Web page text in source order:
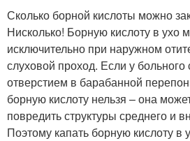
Сколько борной кислоты можно
Нисколько! Борную кислоту в ухо
исключительно при наружном
слуховой проход. Если у больного
отверстием в барабанной
борную кислоту нельзя – она
повредить структуры среднего и
Поэтому капать борную кислоту в